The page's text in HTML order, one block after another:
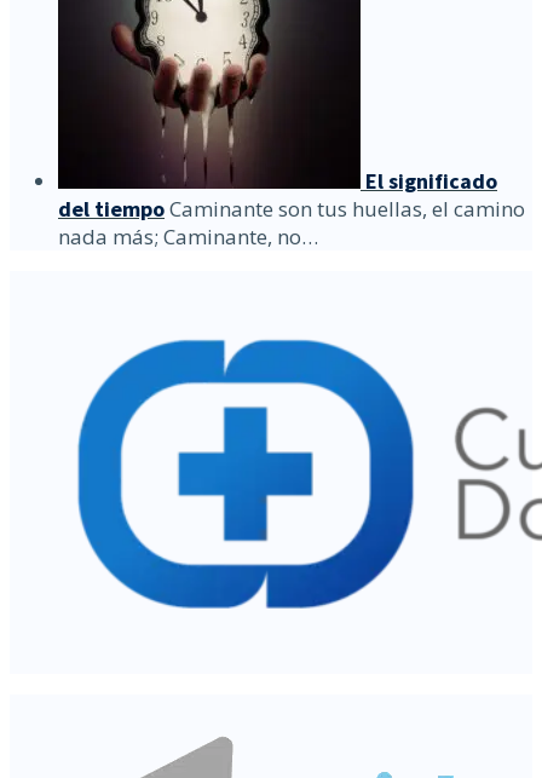
El significado
del tiempoCaminante son tus huellas, el camino
nada más; Caminante, no…